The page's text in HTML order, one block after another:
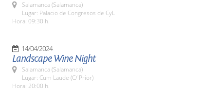
Salamanca (Salamanca)
Lugar: Palacio de Congresos de CyL
Hora: 09:30 h.
14/04/2024
Landscape Wine Night
Salamanca (Salamanca)
Lugar: Cum Laude (C/ Prior)
Hora: 20:00 h.